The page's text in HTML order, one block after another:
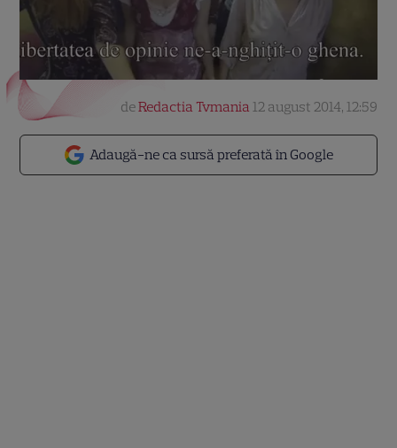
Adaugă-ne ca sursă preferată în Google
deRedactia Tvmania 12 august 2014, 12:59